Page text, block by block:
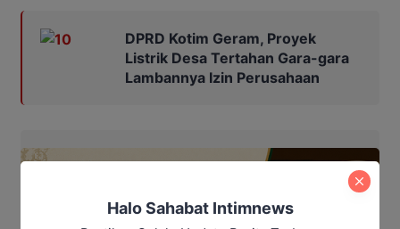
DPRD Kotim Geram, Proyek
Listrik Desa Tertahan Gara-gara
Lambannya Izin Perusahaan
Halo Sahabat Intimnews